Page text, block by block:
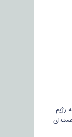
رژیم